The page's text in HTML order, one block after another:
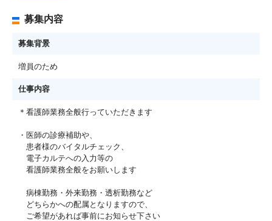
募集内容
募集背景
増員のため
仕事内容
＊看護師業務全般行っていただきます
・医師の診療補助や、
患者様のバイタルチェック、
電子カルテへの入力等の
看護師業務全般をお願いします
病棟勤務・外来勤務・透析勤務など
どちらかへの配属となりますので、
ご希望があれば事前にお知らせ下さい